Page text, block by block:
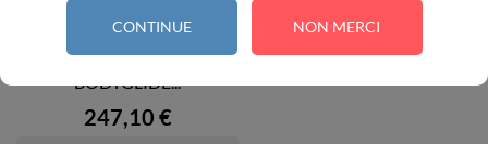
CONTINUE NON MERCI
HEROS - SILICONE
BODYGLIDE...
Prix
247,10 €